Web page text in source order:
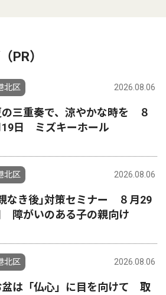
PR）
北区 2026.08.06
の三重奏で、涼やかな時を ８
19日 ミズキーホール
北区 2026.08.06
なき後｣対策セミナー ８月29
障がいのある子の親向け
北区 2026.08.06
盆は「仏心」に目を向けて 取